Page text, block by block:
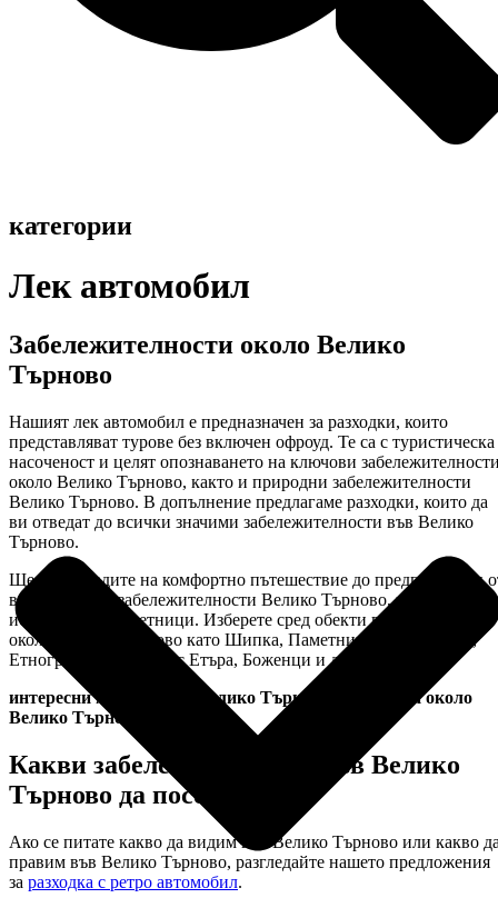
категории
Лек автомобил
Забележителности около Велико
Търново
Нашият лек автомобил е предназначен за разходки, които
представляват турове без включен офроуд. Те са с туристическа
насоченост и целят опознаването на ключови
около Велико Търново, както и природни забележителности
Велико Търново. В допълнение предлагаме разходки, които да
ви отведат до всички значими забележителности във Велико
Търново.
Ще се насладите на комфортно пътешествие до предпочитани
вас природни забележителности Велико Търново, културно-
исторически паметници. Изберете сред обекти в местности
около Велико Търново като Шипка, Паметникът “Бузлуджа”,
Етнографски комплекс Етъра, Боженци и други.
интересни места около Велико Търново, местности около
Велико Търново
Какви забележителности във Велико
Търново да посетим?
Ако се питате какво да видим във Велико Търново или какво
правим във Велико Търново, разгледайте нашето предложения
за разходка с ретро автомобил.